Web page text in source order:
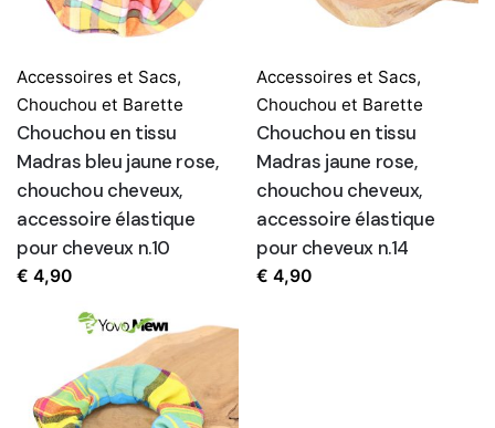
Accessoires et Sacs,
Chouchou et Barette
Chouchou en tissu
Madras bleu jaune rose,
chouchou cheveux,
accessoire élastique
pour cheveux n.10
€ 4,90
Accessoires et Sacs,
Chouchou et Barette
Chouchou en tissu
Madras jaune rose,
chouchou cheveux,
accessoire élastique
pour cheveux n.14
€ 4,90